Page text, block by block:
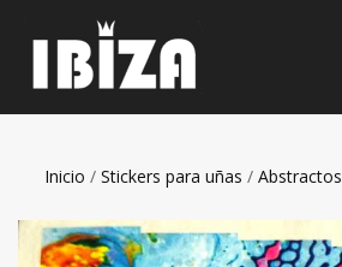
Inicio / Stickers para uñas / Abstractos